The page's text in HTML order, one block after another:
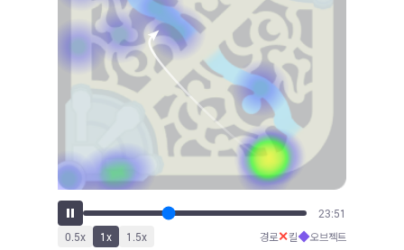
26:28
0.5x 1x 1.5x 경로✕킬◆오브젝트